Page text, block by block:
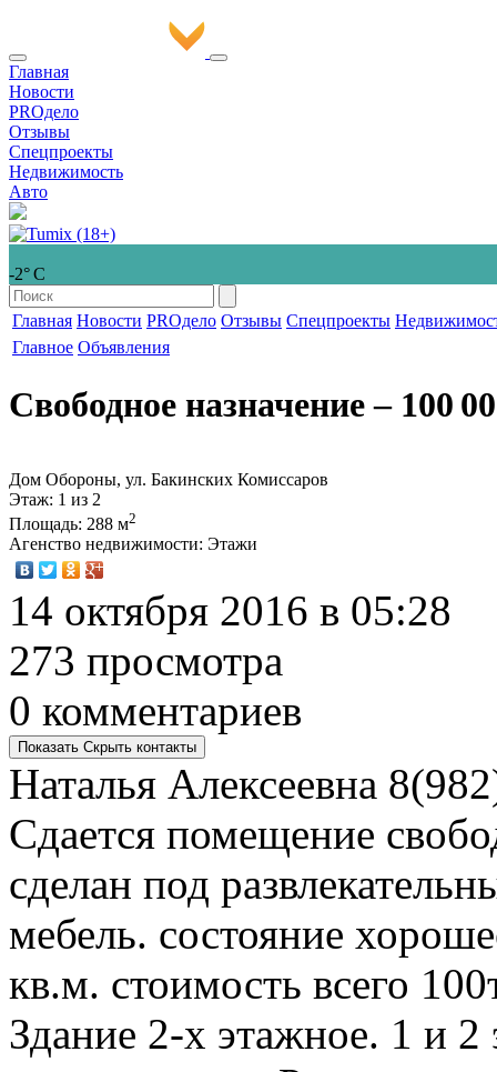
Главная
Новости
PROдело
Отзывы
Спецпроекты
Недвижимость
Авто
-2° С
Главная Новости PROдело Отзывы Спецпроекты
Главное Объявления
Свободное назначение‒ 100
Дом Обороны, ул. Бакинских Комиссаров
Этаж: 1 из 2
Площадь: 288 м2
Агенство недвижимости: Этажи
14 октября 2016 в 05:28
273 просмотра
0 комментариев
Показать Скрыть контакты
Наталья Алексеевна
Сдается помещение
сделан под
мебель. состояние
кв.м. стоимость всего
Здание 2-х этажное. 1 и